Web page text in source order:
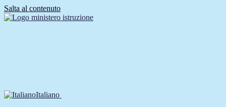
Salta al contenuto
Italiano